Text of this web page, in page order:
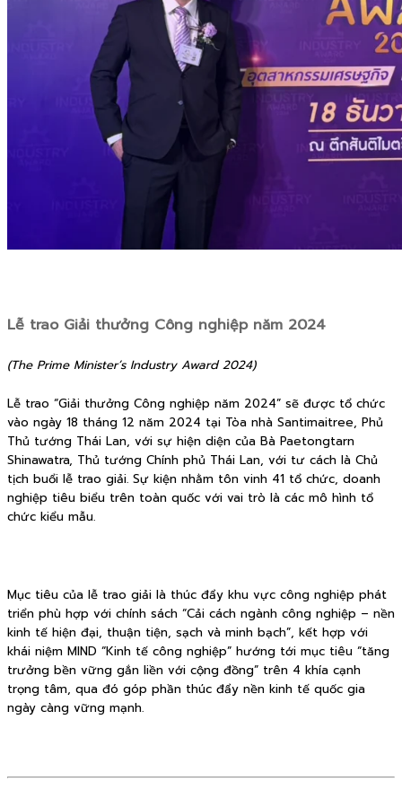
Lễ trao Giải thưởng Công nghiệp năm 2024
(The Prime Minister’s Industry Award 2024)
Lễ trao “Giải thưởng Công nghiệp năm 2024” sẽ được tổ chức
vào ngày 18 tháng 12 năm 2024 tại Tòa nhà Santimaitree, Phủ
Thủ tướng Thái Lan, với sự hiện diện của Bà Paetongtarn
Shinawatra, Thủ tướng Chính phủ Thái Lan, với tư cách là Chủ
tịch buổi lễ trao giải. Sự kiện nhằm tôn vinh 41 tổ chức, doanh
nghiệp tiêu biểu trên toàn quốc với vai trò là các mô hình tổ
chức kiểu mẫu.
Mục tiêu của lễ trao giải là thúc đẩy khu vực công nghiệp phát
triển phù hợp với chính sách “Cải cách ngành công nghiệp – nền
kinh tế hiện đại, thuận tiện, sạch và minh bạch”, kết hợp với
khái niệm MIND “Kinh tế công nghiệp” hướng tới mục tiêu “tăng
trưởng bền vững gắn liền với cộng đồng” trên 4 khía cạnh
trọng tâm, qua đó góp phần thúc đẩy nền kinh tế quốc gia
ngày càng vững mạnh.